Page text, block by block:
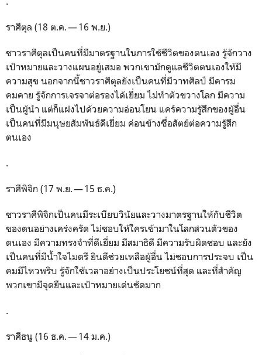
ราศีตุล (18 ต.ค. — 16 พ.ย.)
ชาวราศีตุลเป็นคนที่มีมาตรฐานในการใช้ชีวิตของตนเอง รู้จักวาง
เป้าหมายและวางแผนอยู่เสมอ พวกเขามักดูแลชีวิตตนเองให้มี
ความสุข นอกจากนี้ชาวราศีตุลยังเป็นคนที่มีวาทศิลป์ มีคารม
คมคาย รู้จักการเจรจาต่อรองได้เยี่ยม ไม่ทำตัวขวางโลก มีความ
เป็นผู้นำ แต่ก็แฝงไปด้วยความอ่อนโยน แคร์ความรู้สึกของผู้อื่น
เป็นคนที่มีมนุษยสัมพันธ์ดีเยี่ยม ค่อนข้างซื่อสัตย์ต่อความรู้สึก
ตนเอง
.
ราศีพิจิก (17 พ.ย. — 15 ธ.ค.)
ชาวราศีพิจิกเป็นคนมีระเบียบวินัยและวางมาตรฐานให้กับชีวิต
ของตนอย่างเคร่งครัด ไม่ชอบให้ใครเข้ามาในโลกส่วนตัวของ
ตนเอง มีความทรงจำที่ดีเยี่ยม มีสมาธิดี มีความรับผิดชอบ และยัง
เป็นคนที่มีน้ำใจไมตรี ยินดีช่วยเหลือผู้อื่น ไม่ชอบการประจบ เป็น
คมมีไหวพริบ รู้จักใช้เวลาอย่างเป็นประโยชน์ที่สุด และที่สำคัญ
พวกเขามีจุดยืนและเป้าหมายเด่นชัดมาก
.
ราศีธนู (16 ธ.ค. — 14 ม.ค.)